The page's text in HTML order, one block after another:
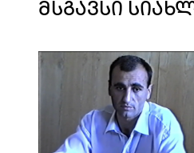
მსგავსი